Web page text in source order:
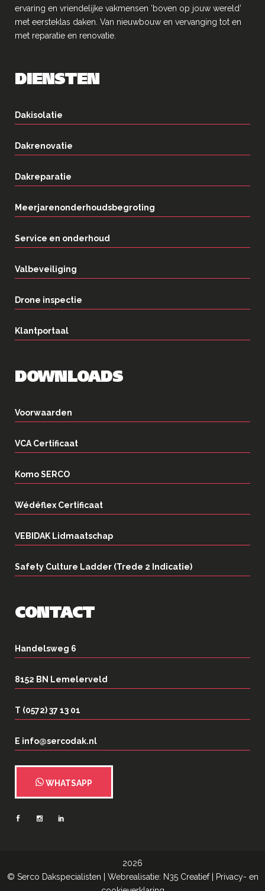
ervaring en vriendelĳke vakmensen ‘boven op jouw wereld’
met eersteklas daken. Van nieuwbouw en vervanging tot en
met reparatie en renovatie.
DIENSTEN
Dakisolatie
Dakrenovatie
Dakreparatie
Meerjarenonderhoudsbegroting
Service en onderhoud
Valbeveiliging
Drone inspectie
Klantportaal
DOWNLOADS
Voorwaarden
VCA Certificaat
Komo SERCO
Wédéflex Certificaat
VEBIDAK Lidmaatschap
Safety Culture Ladder (Trede 2 Indicatie)
CONTACT
Handelsweg 6
8152 BN Lemelerveld
T (0572) 37 13 01
E info@sercodak.nl
WHATSAPP
2026
© Serco Dakspecialisten | Webrealisatie: N35 Creatief|
Privacy- en